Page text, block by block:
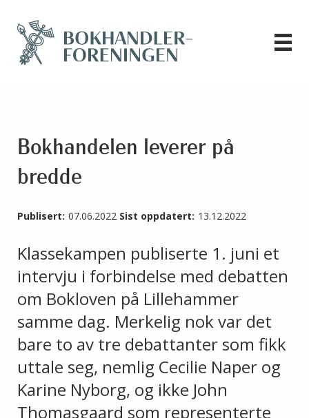
Bokhandelen leverer på
bredde
Publisert: 07.06.2022 Sist oppdatert: 13.12.2022
Klassekampen publiserte 1. juni et
intervju i forbindelse med debatten
om Bokloven på Lillehammer
samme dag. Merkelig nok var det
bare to av tre debattanter som fikk
uttale seg, nemlig Cecilie Naper og
Karine Nyborg, og ikke John
Thomasgaard som representerte